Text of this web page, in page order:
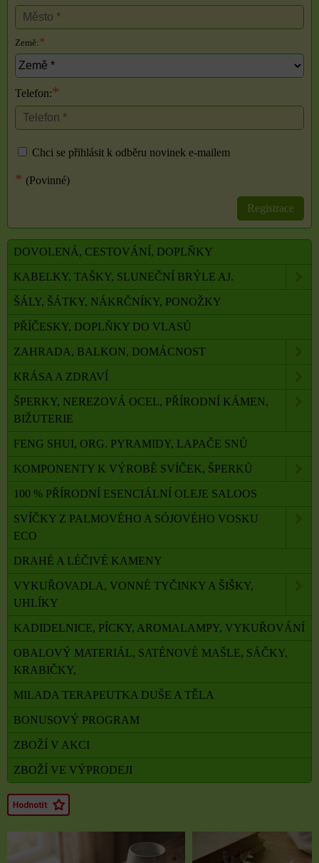
Země:*
Telefon:*
Chci se přihlásit k odběru novinek e-mailem
* (Povinné)
Registrace
DOVOLENÁ, CESTOVÁNÍ, DOPLŇKY
KABELKY, TAŠKY, SLUNEČNÍ BRÝLE AJ.
ŠÁLY, ŠÁTKY, NÁKRČNÍKY, PONOŽKY
PŘÍČESKY, DOPLŇKY DO VLASŮ
ZAHRADA, BALKON, DOMÁCNOST
KRÁSA A ZDRAVÍ
ŠPERKY, NEREZOVÁ OCEL, PŘÍRODNÍ KÁMEN,
BIŽUTERIE
FENG SHUI, ORG. PYRAMIDY, LAPAČE SNŮ
KOMPONENTY K VÝROBĚ SVÍČEK, ŠPERKŮ
100 % PŘÍRODNÍ ESENCIÁLNÍ OLEJE SALOOS
SVÍČKY Z PALMOVÉHO A SÓJOVÉHO VOSKU
ECO
DRAHÉ A LÉČIVÉ KAMENY
VYKUŘOVADLA, VONNÉ TYČINKY A ŠIŠKY,
UHLÍKY
KADIDELNICE, PÍCKY, AROMALAMPY, VYKUŘOVÁNÍ
OBALOVÝ MATERIÁL, SATÉNOVÉ MAŠLE, SÁČKY,
KRABIČKY,
MILADA TERAPEUTKA DUŠE A TĚLA
BONUSOVÝ PROGRAM
ZBOŽÍ V AKCI
ZBOŽÍ VE VÝPRODEJI